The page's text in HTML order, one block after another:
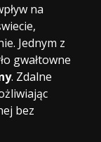
na
Jednym z
gwałtowne
. Zdalne
bez